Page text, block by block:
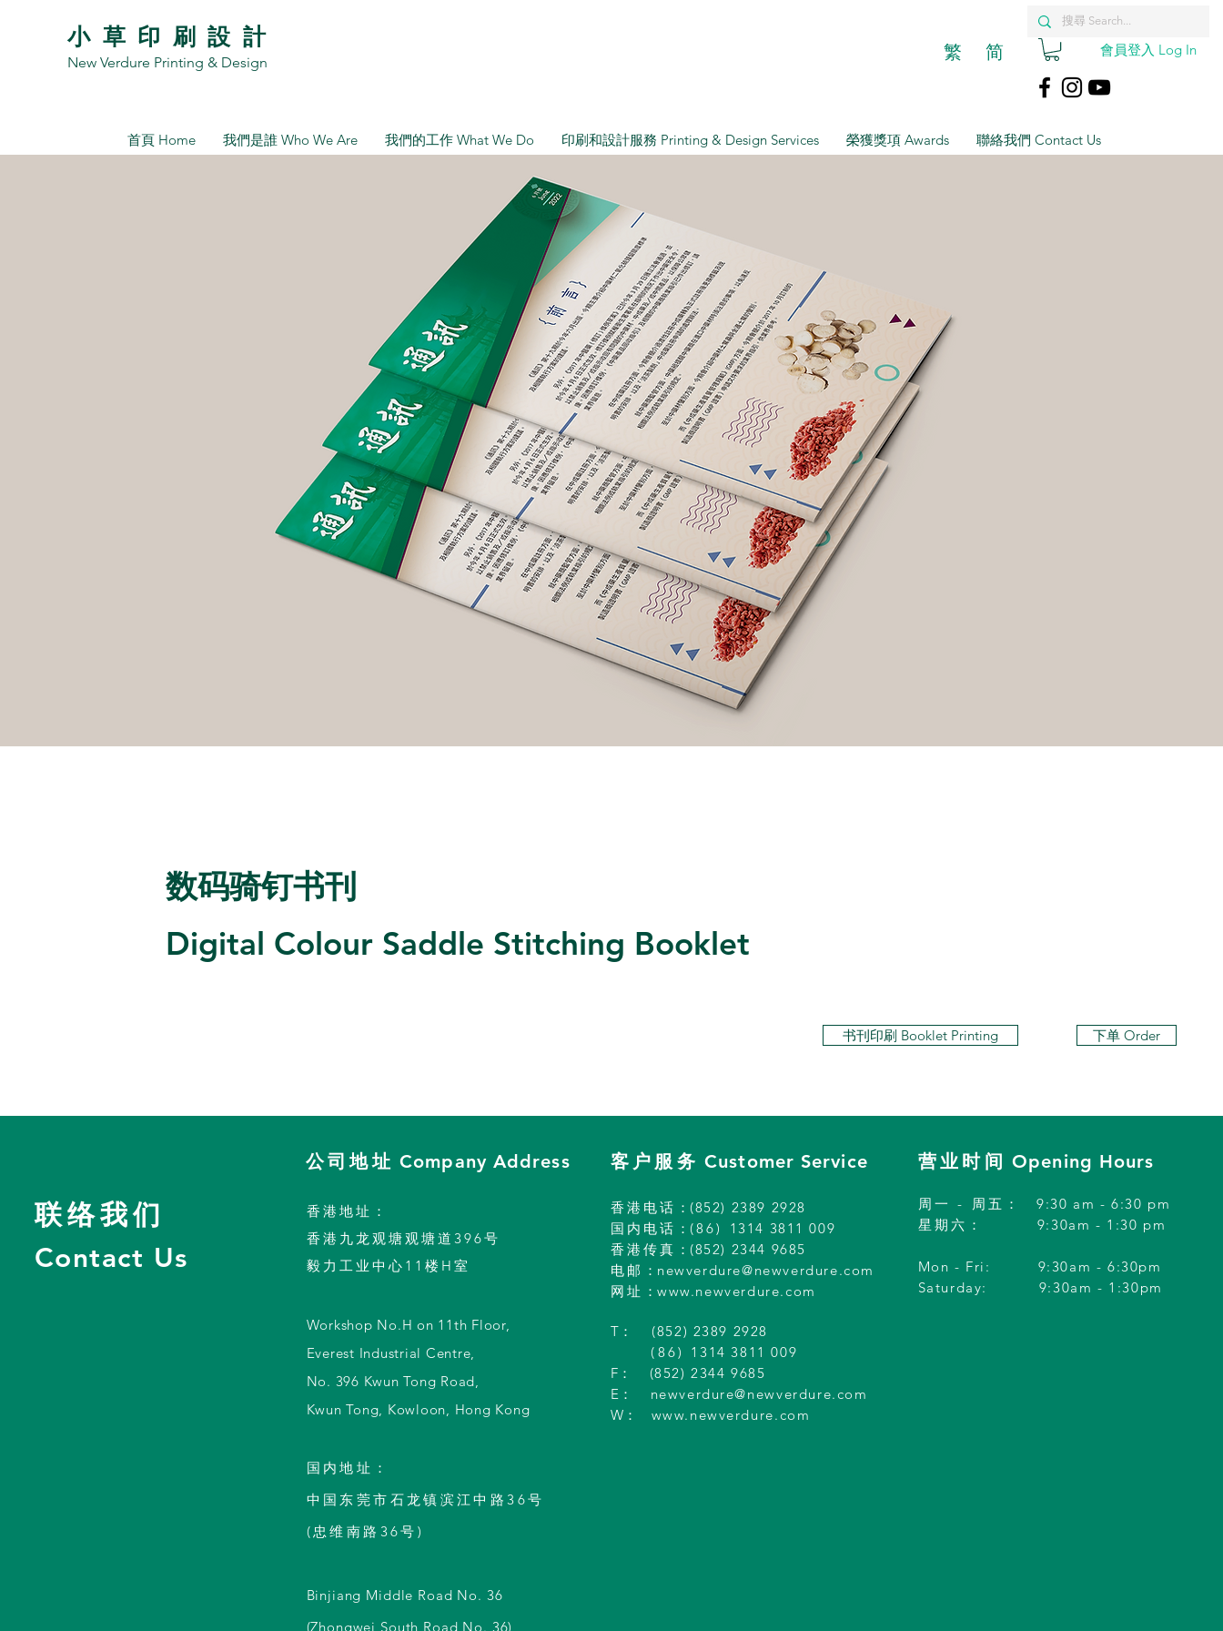
小草印刷設計
New Verdure Printing & Design 繁 简 會員登入 Log In
首頁 Home 我們是誰 Who We Are 我們的工作 What We Do 印刷和設計服務 Printing & Design Services 榮獲獎項 Awards 聯絡我們 Contact Us
数码骑钉书刊
Digital Colour Saddle Stitching Booklet
书刊印刷 Booklet Printing 下单 Order
联络我们
Contact Us
公司地址 Company Address
香港地址 ：
香港九龙观塘观塘道396号
毅力工业中心11楼H室
Workshop No.H on 11th Floor,
Everest Industrial Centre,
No. 396 Kwun Tong Road,
Kwun Tong, Kowloon, Hong Kong
国内地址 ：
中国东莞市石龙镇滨江中路36号
(忠维南路36号)
Binjiang Middle Road No. 36
(Zhongwei South Road No. 36),
客户服务 Customer Service
香港 电话 ： (852) 2389 2928
国内电话 ： (86) 1314 3811 009
香港 传真 ： (852) 2344 9685
电邮 ： newverdure@newverdure.com
网址 ： www.newverdure.com
T：
(852) 2389 2928
(86) 1314 3811 009
F： (852) 2344 9685
E： newverdure@newverdure.com
W： www.newverdure.com
营业时间 Opening Hours
周一 - 周五 ： 9:30 am - 6:30 pm
星期六 ： 9:30am - 1:30 pm
Mon - Fri:
9:30am - 6:30pm
Saturday:
9:30am - 1:30pm